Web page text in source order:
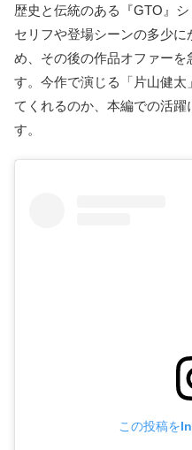
歴史と伝統のある『GTO』
セリフや登場シーンの多少
め、その後の作品オファーを
す。今作で演じる「片山健
てくれるのか、本編での活躍
す。
この投稿を